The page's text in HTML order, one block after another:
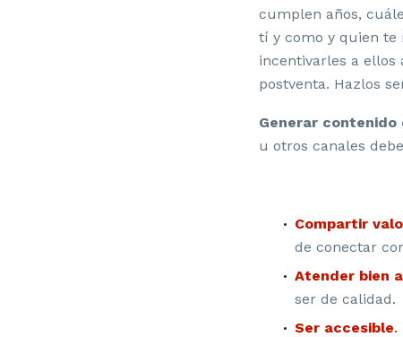
cumplen años,
tí y como y quien te
incentivarles a ellos
postventa. Hazlos
Generar contenido
u otros canales
Compartir
de conectar
Atender bien
ser de calidad.
Ser accesible.